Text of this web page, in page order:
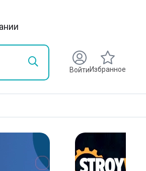
ВойтиИзбранное